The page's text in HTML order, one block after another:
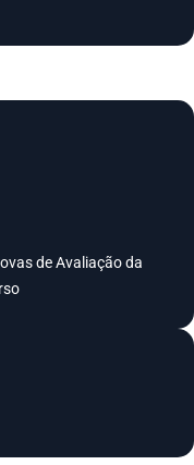
de Avaliação da